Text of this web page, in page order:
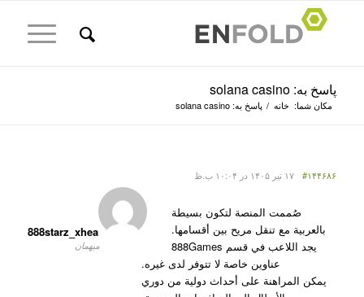
پاسخ به: solana casino
مکان شما: خانه / پاسخ به: solana casino
۱۷ تیر ۱۴۰۵ در ۱۰:۰۴ ب.ظ #۱۴۴۶۸۶
888starz_xhea
میهمان
صُممت المنصة لتكون بسيطة
بالعربية مع تنقل مريح بين أقسامها.
يجد اللاعب في قسم 888Games
عناوين خاصة لا تتوفر لدى غيره.
يمكن المراهنة على أحداث دولية من دوري